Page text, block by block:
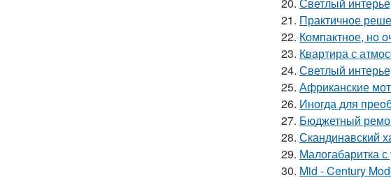
21. Практичное
22. Компактное, но
23. Квартира с
24. Светлый
25. Африканские
26. Иногда для
27. Бюджетный
28. Скандинавский
29. Малогабаритка
30. Mid - Century